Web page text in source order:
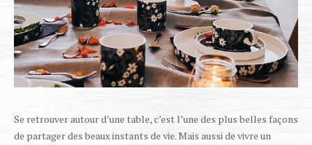
Se retrouver autour d’une table, c’est l’une des plus belles façons
de partager des beaux instants de vie. Mais aussi de vivre un